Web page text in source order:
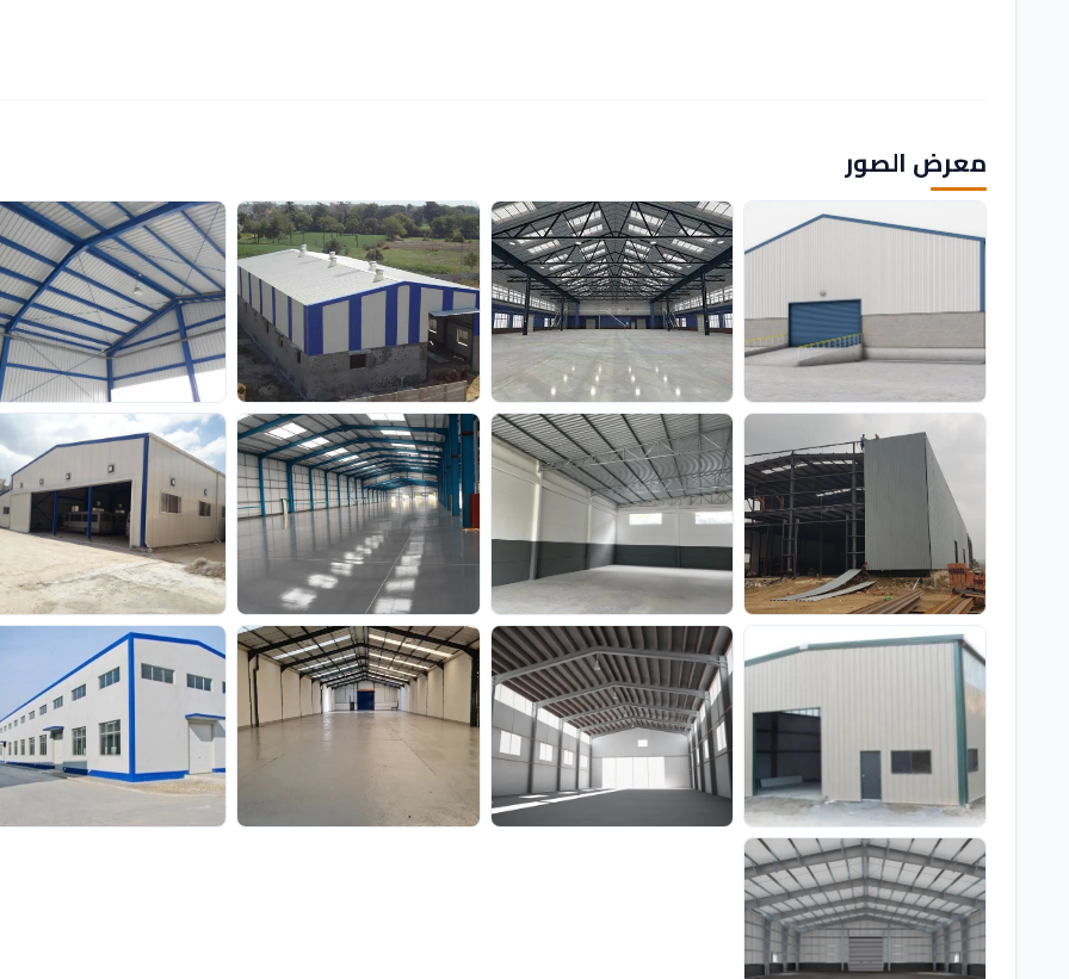
معرض الصور